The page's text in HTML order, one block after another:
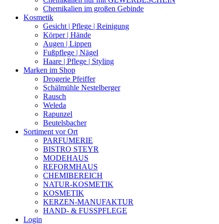
Chemikalien im großen Gebinde
Kosmetik
Gesicht | Pflege | Reinigung
Körper | Hände
Augen | Lippen
Fußpflege | Nägel
Haare | Pflege | Styling
Marken im Shop
Drogerie Pfeiffer
Schälmühle Nestelberger
Rausch
Weleda
Rapunzel
Beutelsbacher
Sortiment vor Ort
PARFUMERIE
BISTRO STEYR
MODEHAUS
REFORMHAUS
CHEMIBEREICH
NATUR-KOSMETIK
KOSMETIK
KERZEN-MANUFAKTUR
HAND- & FUSSPFLEGE
Login